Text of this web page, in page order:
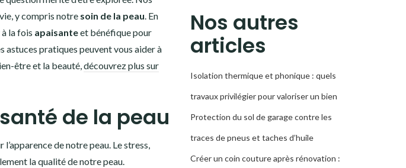
y compris notre soin de la peau. En
la fois apaisanteet bénéfique pour
pratiques peuvent vous aider à
être et la beauté,découvrez plus sur
de la peau
l’apparence de notre peau. Le stress,
la qualité de notre peau.
Nos autres
articles
Isolation thermique et phonique : quels
travaux privilégier pour valoriser un bien
Protection du sol de garage contre les
traces de pneus et taches d’huile
Créer un coin couture après rénovation :